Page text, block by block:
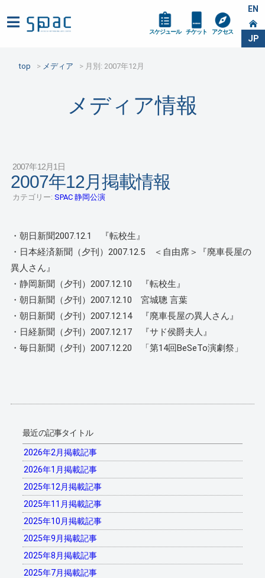
EN
JP
スケジュール チケット アクセス
top メディア 月別: 2007年12月
メディア情報
2007年12月1日
2007年12月掲載情報
カテゴリー: SPAC 静岡公演
・朝日新聞2007.12.1 『転校生』
・日本経済新聞（夕刊）2007.12.5 ＜自由席＞『廃車長屋の
異人さん』
・静岡新聞（夕刊）2007.12.10 『転校生』
・朝日新聞（夕刊）2007.12.10 宮城聰 言葉
・朝日新聞（夕刊）2007.12.14 『廃車長屋の異人さん』
・日経新聞（夕刊）2007.12.17 『サド侯爵夫人』
・毎日新聞（夕刊）2007.12.20 「第14回BeSeTo演劇祭」
最近の記事タイトル
2026年2月掲載記事
2026年1月掲載記事
2025年12月掲載記事
2025年11月掲載記事
2025年10月掲載記事
2025年9月掲載記事
2025年8月掲載記事
2025年7月掲載記事